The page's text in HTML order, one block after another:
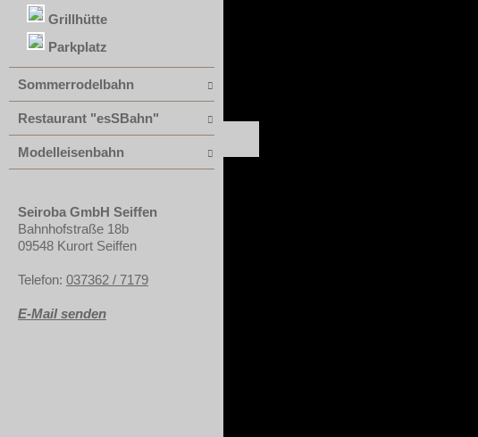
Grillhütte
Parkplatz
Sommerrodelbahn
Restaurant "esSBahn"
Modelleisenbahn
Seiroba GmbH Seiffen
Bahnhofstraße 18b
09548 Kurort Seiffen
Telefon: 037362 / 7179
E-Mail senden